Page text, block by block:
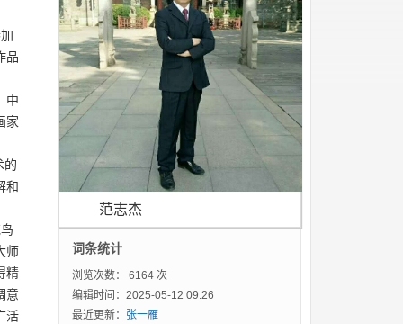
范志杰
词条统计
浏览次数： 6164 次
编辑时间：2025-05-12 09:26
最近更新：
张一雁
品
中
家
的
和
师
精
意
活